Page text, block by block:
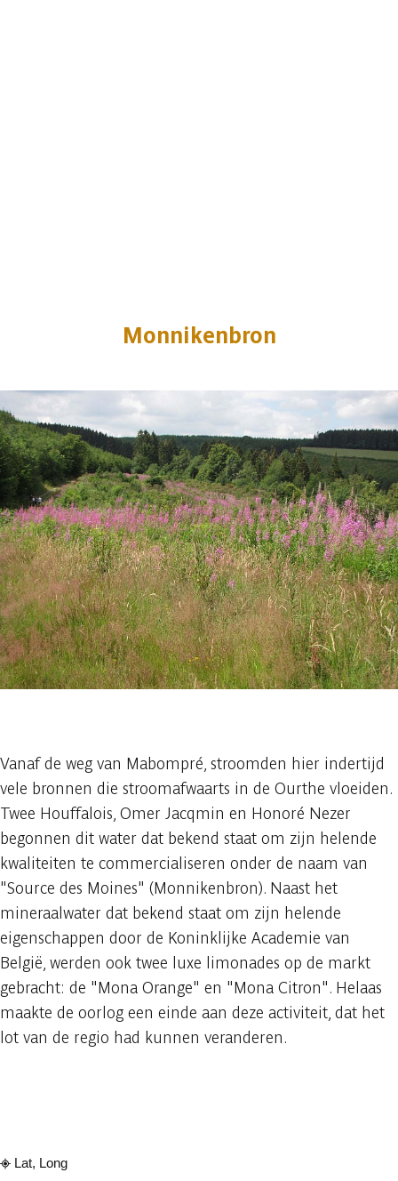
Monnikenbron
Vanaf de weg van Mabompré, stroomden hier indertijd
vele bronnen die stroomafwaarts in de Ourthe vloeiden.
Twee Houffalois, Omer Jacqmin en Honoré Nezer
begonnen dit water dat bekend staat om zijn helende
kwaliteiten te commercialiseren onder de naam van
"Source des Moines" (Monnikenbron). Naast het
mineraalwater dat bekend staat om zijn helende
eigenschappen door de Koninklijke Academie van
België, werden ook twee luxe limonades op de markt
gebracht: de "Mona Orange" en "Mona Citron". Helaas
maakte de oorlog een einde aan deze activiteit, dat het
lot van de regio had kunnen veranderen.
Lat, Long